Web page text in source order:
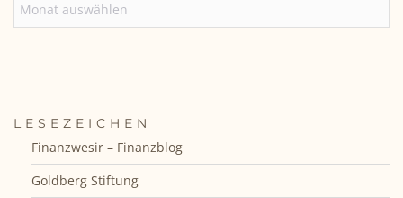
LESEZEICHEN
Finanzwesir – Finanzblog
Goldberg Stiftung